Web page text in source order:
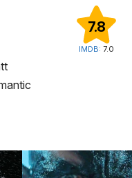
7.8
IMDB: 7.0